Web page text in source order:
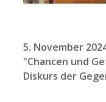
5. November
"Chancen und
Diskurs der